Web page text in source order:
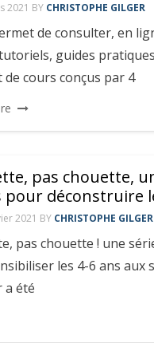
2021 BY CHRISTOPHE GILGER
de consulter, en
guides
cours conçus par 4
pas chouette,
pour déconstruire
2021 BY CHRISTOPHE GILGER
pas chouette ! une
les 4-6 ans aux
a été